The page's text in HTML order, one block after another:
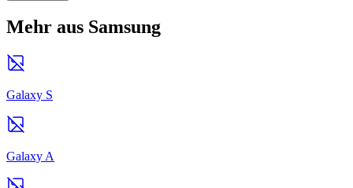
Mehr aus Samsung
Galaxy S
Galaxy A